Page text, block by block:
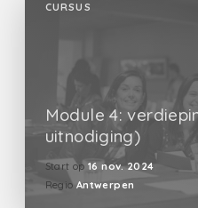
CURSUS
Module 4:
uitnodiging)
Start op 16 nov. 2024
Regio Antwerpen